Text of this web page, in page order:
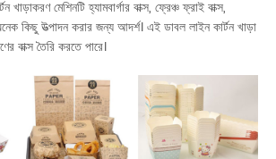
খাড়াকরণ মেশিনটি হ্যামবার্গার বাক্স, ফ্রেঞ্চ ফ্রাই বাক্স,
কিছু উত্পাদন করার জন্য আদর্শ। এই ডাবল লাইন কার্টন খাড়া
বাক্স তৈরি করতে পারে।